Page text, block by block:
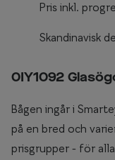
Pris inkl.
Skandinavisk
0IY1092
Bågen ingår i
på en bred och
prisgrupper - för